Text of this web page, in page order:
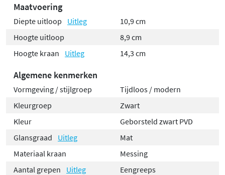
Maatvoering
Diepte uitloop Uitleg
10,9 cm
Hoogte uitloop
8,9 cm
Hoogte kraan
Uitleg 14,3 cm
Algemene kenmerken
Vormgeving / stijlgroep
Tijdloos / modern
Kleurgroep
Zwart
Kleur
Geborsteld zwart PVD
Glansgraad
Uitleg
Mat
Materiaal kraan
Messing
Aantal grepen
Uitleg
Eengreeps